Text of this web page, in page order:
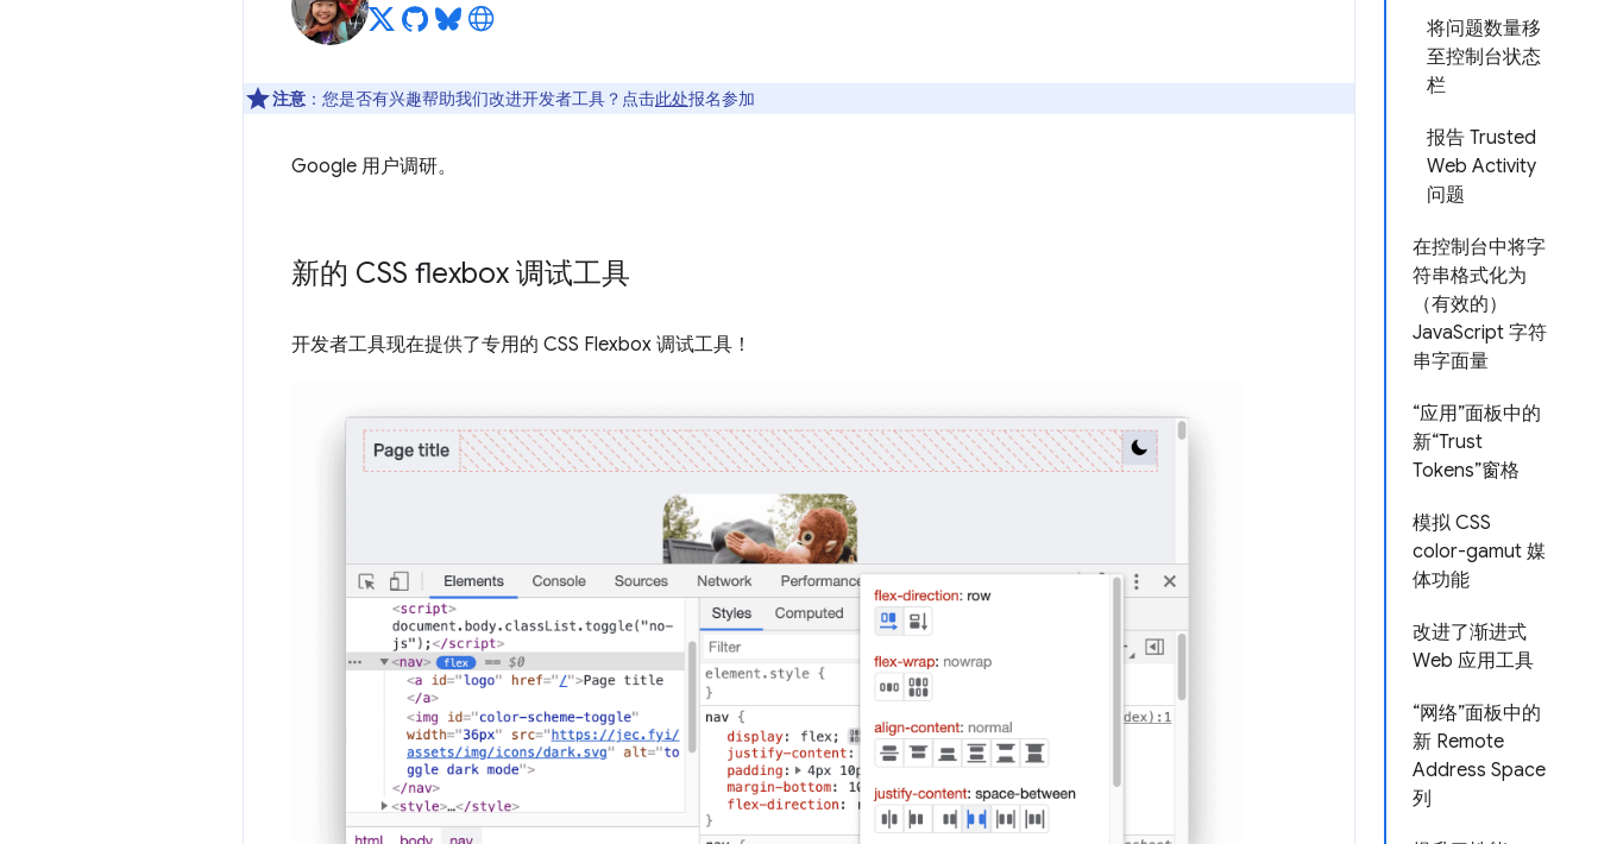
将问题数量移
至控制台状态
栏
报告 Trusted
Web Activity
问题
在控制台中将字
符串格式化为
（有效的）
JavaScript 字符
串字面量
“应用”面板中的
新“Trust
Tokens”窗格
模拟 CSS
color-gamut 媒
体功能
改进了渐进式
Web 应用工具
“网络”面板中的
新 Remote
Address Space
列
注意 ：您是否有兴趣帮助我们改进开发者工具？点击此处报名参加
Google 用户调研。
新的 CSS flexbox 调试工具
开发者工具现在提供了专用的 CSS Flexbox 调试工具！